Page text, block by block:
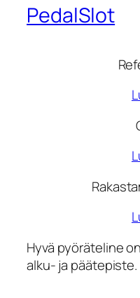
PedalSlot
Hyvä pyöräteline
alku- ja päätepiste.